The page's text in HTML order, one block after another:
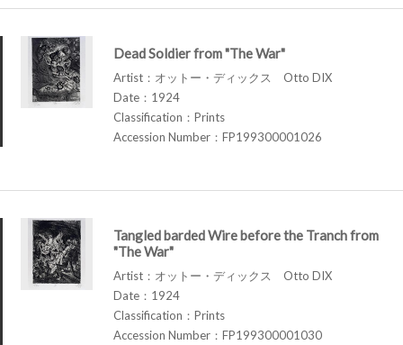
Dead Soldier from "The War"
Artist：オットー・ディックス Otto DIX
Date：1924
Classification：Prints
Accession Number：FP199300001026
Tangled barded Wire before the Tranch from
"The War"
Artist：オットー・ディックス Otto DIX
Date：1924
Classification：Prints
Accession Number：FP199300001030